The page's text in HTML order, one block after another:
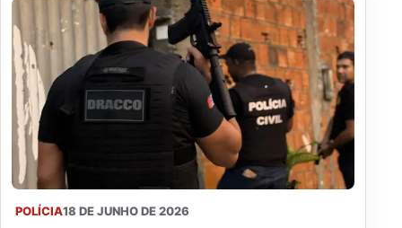
POLÍCIA18 DE JUNHO DE 2026